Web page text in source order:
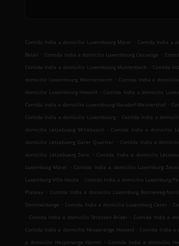
Comida India a domicilio Luxembourg Märel . Comida India a
Belair . Comida India a domicilio Luxembourg Cessange .
Comida India a domicilio Luxembourg Muhlenbach . Comida
domicilio Luxembourg Weimerskirch . Comida India a
domicilio Luxembourg Howald . Comida India a domicilio
Comida India a domicilio Luxembourg Neudorf-Weimershof .
Comida India a domicilio Luxembourg . Comida India a
domicilio Lëtzebuerg Millebaach . Comida India a domicilio
domicilio Lëtzebuerg Garer Quartier . Comida India a
domicilio Lëtzebuerg Zens
. Comida India a domicilio
Luxemburg Märel
. Comida India a domicilio Luxemburg
Luxemburg Ville-Haute . Comida India a domicilio Luxemburg
Plateau . Comida India a domicilio Luxemburg Bonneweg-Nord
Dommeldange . Comida India a domicilio Luxemburg Cents .
. Comida India a domicilio Strassen Bridel . Comida India a
Comida India a domicilio Hesperange Howald . Comida India a
a domicilio Hesperange Hamm
. Comida India a domicilio